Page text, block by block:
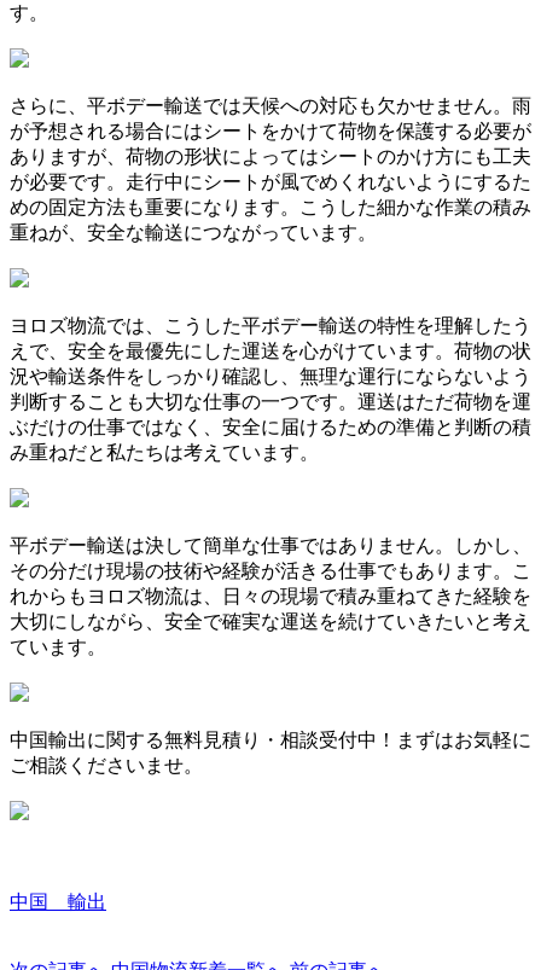
す。
さらに、平ボデー輸送では天候への対応も欠かせません。雨
が予想される場合にはシートをかけて荷物を保護する必要が
ありますが、荷物の形状によってはシートのかけ方にも工夫
が必要です。走行中にシートが風でめくれないようにするた
めの固定方法も重要になります。こうした細かな作業の積み
重ねが、安全な輸送につながっています。
ヨロズ物流では、こうした平ボデー輸送の特性を理解したう
えで、安全を最優先にした運送を心がけています。荷物の状
況や輸送条件をしっかり確認し、無理な運行にならないよう
判断することも大切な仕事の一つです。運送はただ荷物を運
ぶだけの仕事ではなく、安全に届けるための準備と判断の積
み重ねだと私たちは考えています。
平ボデー輸送は決して簡単な仕事ではありません。しかし、
その分だけ現場の技術や経験が活きる仕事でもあります。こ
れからもヨロズ物流は、日々の現場で積み重ねてきた経験を
大切にしながら、安全で確実な運送を続けていきたいと考え
ています。
中国輸出に関する無料見積り・相談受付中！まずはお気軽に
ご相談くださいませ。
中国 輸出